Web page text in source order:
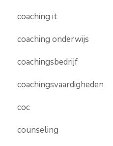
coaching it
coaching onderwijs
coachingsbedrijf
coachingsvaardigheden
coc
counseling